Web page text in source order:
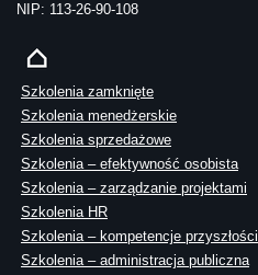
NIP: 113-26-90-108
Szkolenia zamknięte
Szkolenia menedżerskie
Szkolenia sprzedażowe
Szkolenia – efektywność osobista
Szkolenia – zarządzanie projektami
Szkolenia HR
Szkolenia – kompetencje przyszłości
Szkolenia – administracja publiczna